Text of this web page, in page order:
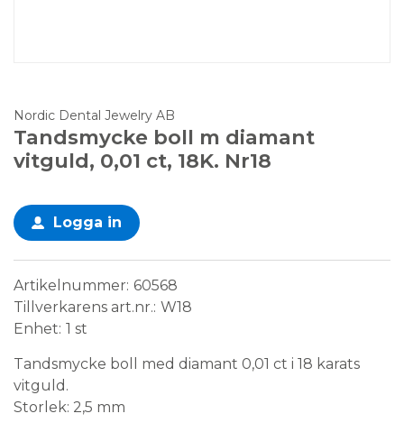
Nordic Dental Jewelry AB
Tandsmycke boll m diamant
vitguld, 0,01 ct, 18K. Nr18
Logga in
Artikelnummer 60568
Tillverkarens art.nr. W18
Enhet 1 st
Tandsmycke boll med diamant 0,01 ct i 18 karats
vitguld.
Storlek: 2,5 mm